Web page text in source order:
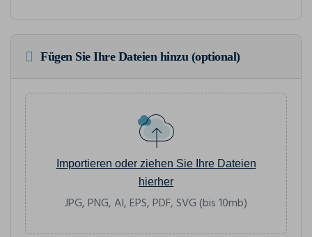
Fügen Sie Ihre Dateien hinzu (optional)
Importieren oder ziehen Sie Ihre Dateien
hierher
JPG, PNG, AI, EPS, PDF, SVG (bis 10mb)